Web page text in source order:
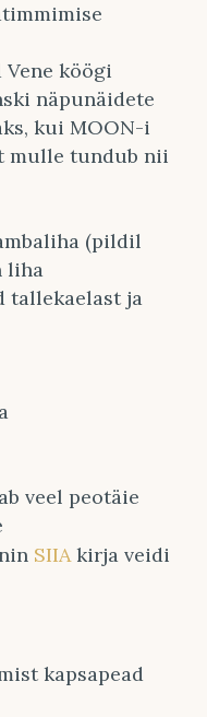
köögi
näpunäidete
kui MOON-i
mulle tundub nii
(pildil
liha
tallekaelast ja
veel peotäie
SIIAkirja veidi
kapsapead